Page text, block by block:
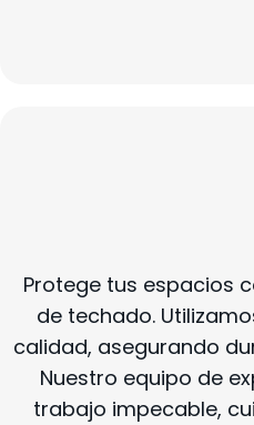
Protege tus espacios
de techado.
calidad, asegurando
Nuestro equipo de
trabajo impecable,